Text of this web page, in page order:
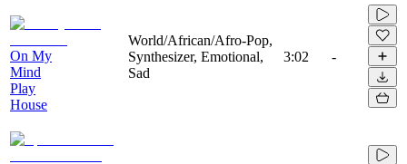
On My
Mind
Play
House
World/African/Afro-Pop,
Synthesizer, Emotional,
Sad
3:02 -